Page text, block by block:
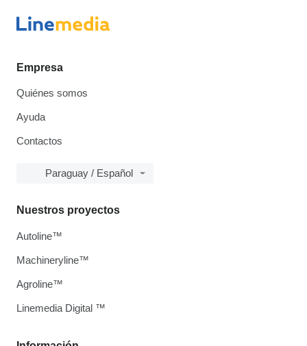
Empresa
Quiénes somos
Ayuda
Contactos
Paraguay / Español
Nuestros proyectos
Autoline™
Machineryline™
Agroline™
Linemedia Digital ™